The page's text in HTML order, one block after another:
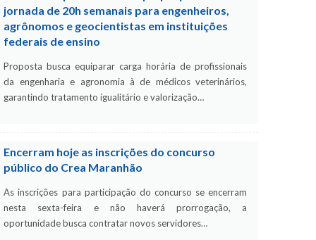
jornada de 20h semanais para engenheiros,
agrônomos e geocientistas em instituições
federais de ensino
Proposta busca equiparar carga horária de profissionais
da engenharia e agronomia à de médicos veterinários,
garantindo tratamento igualitário e valorização…
Encerram hoje as inscrições do concurso
público do Crea Maranhão
As inscrições para participação do concurso se encerram
nesta sexta-feira e não haverá prorrogação, a
oportunidade busca contratar novos servidores…